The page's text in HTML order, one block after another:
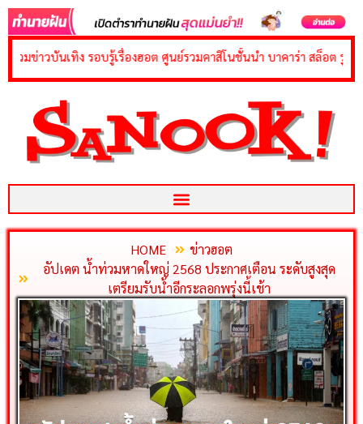
content
รอบรู้เรื่องฮอต ศูนย์รวมคาสิโนชั้นนำ บาคาร่า สล็อต รูเล็ต ยิงปลา
HOME
ข่าวฮอต
อัปเดต น้ำท่วมหาดใหญ่ 2568 ประกาศเตือน ระดับสูงสุด
เตรียมรับน้ำอีกระลอกพรุ่งนี้เช้า